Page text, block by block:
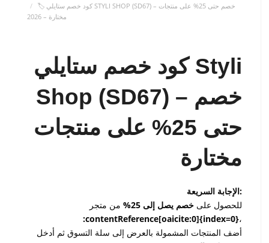
🏷️ كود خصم ستايلي STYLI SHOP (SD67) – خصم حتى 25% على منتجات
مختارة – 2026
كود خصم ستايلي Styli
Shop (SD67) – خصم
حتى 25% على منتجات
مختارة
الإجابة السريعة:
للحصول على خصم يصل إلى 25%
من متجر
:contentReference[oaicite:0]{index=0}،
أضف المنتجات المشمولة بالعرض إلى سلة التسوق ثم أدخل